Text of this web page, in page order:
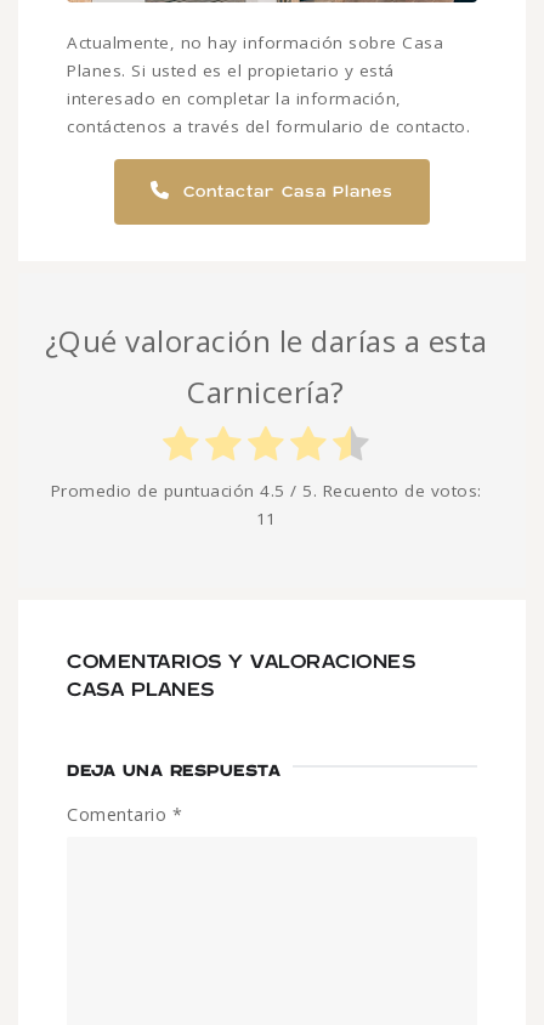
Actualmente, no hay información sobre Casa
Planes. Si usted es el propietario y está
interesado en completar la información,
contáctenos a través del formulario de contacto.
Contactar Casa Planes
¿Qué valoración le darías a esta
Carnicería?
Promedio de puntuación 4.5 / 5. Recuento de votos:
11
COMENTARIOS Y VALORACIONES
CASA PLANES
DEJA UNA RESPUESTA
Comentario *